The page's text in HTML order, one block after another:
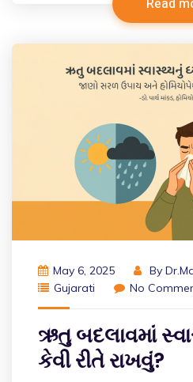
Read
May 6, 2025 By
Gujarati
No
ઋતુ બદલાવમાં
કેવી રીતે રાખવું?